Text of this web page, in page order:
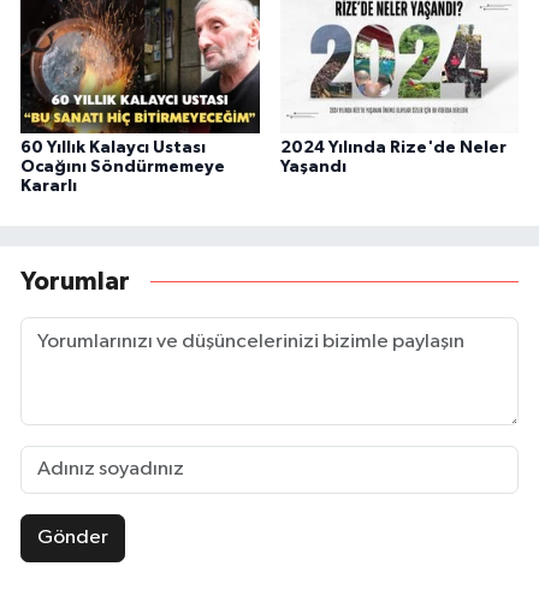
60 Yıllık Kalaycı Ustası
Ocağını Söndürmemeye
Kararlı
2024 Yılında Rize'de Neler
Yaşandı
Yorumlar
Gönder